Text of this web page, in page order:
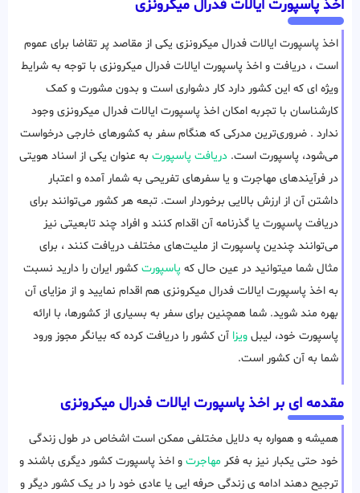
اخذ پاسپورت ایالات فدرال میکرونزی
اخذ پاسپورت ایالات فدرال میکرونزی یکی از مقاصد پر تقاضا برای عموم
است ، دریافت و اخذ پاسپورت ایالات فدرال میکرونزی با توجه به شرایط
ویژه ای که این کشور دارد کار دشواری است و بدون مشورت و کمک
کارشناسان با تجربه امکان اخذ پاسپورت ایالات فدرال میکرونزی وجود
ندارد . ضروری‌ترین مدرکی که هنگام سفر به کشورهای خارجی درخواست
می‌شود، پاسپورت است. دریافت پاسپورت به عنوان یکی از اسناد هویتی
در فرآیندهای مهاجرت و یا سفرهای تفریحی به شمار آمده و اعتبار
داشتن آن از ارزش بالایی برخوردار است. تبعه هر کشور می‌توانند برای
دریافت پاسپورت یا گذرنامه آن اقدام کنند و افراد چند تابعیتی نیز
می‌توانند چندین پاسپورت از ملیت‌های مختلف دریافت کنند ، برای
مثال شما میتوانید در عین حال که پاسپورت کشور ایران را دارید نسبت
به اخذ پاسپورت ایالات فدرال میکرونزی هم اقدام نمایید و از مزایای آن
بهره مند شوید. شما همچنین برای سفر به بسیاری از کشورها، با ارائه
پاسپورت خود، لیبل ویزا آن کشور را دریافت کرده که بیانگر مجوز ورود
شما به آن کشور است.
مقدمه ای بر اخذ پاسپورت ایالات فدرال میکرونزی
همیشه و همواره به دلایل مختلفی ممکن است اشخاص در طول زندگی
خود حتی یکبار نیز به فکر مهاجرت و اخذ پاسپورت کشور دیگری باشند و
ترجیح دهند ادامه ی زندگی حرفه ایی یا عادی خود را در یک کشور دیگر و